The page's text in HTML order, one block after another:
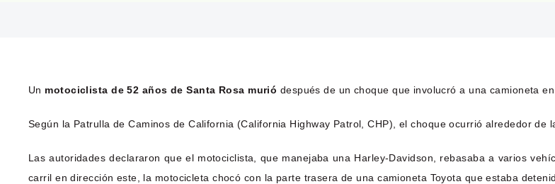
Un motociclista de 52 años de Santa Rosa murió después de un choque que involucró a una camioneta
Según la Patrulla de Caminos de California (California Highway Patrol, CHP), el choque ocurrió alrededor de
Las autoridades declararon que el motociclista, que manejaba una Harley-Davidson, rebasaba a varios
carril en dirección este, la motocicleta chocó con la parte trasera de una camioneta Toyota que estaba